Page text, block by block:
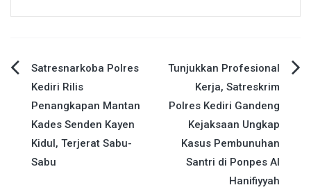
Navigasi
pos
Satresnarkoba Polres
Kediri Rilis
Penangkapan Mantan
Kades Senden Kayen
Kidul, Terjerat Sabu-
Sabu
Tunjukkan Profesional
Kerja, Satreskrim
Polres Kediri Gandeng
Kejaksaan Ungkap
Kasus Pembunuhan
Santri di Ponpes Al
Hanifiyyah